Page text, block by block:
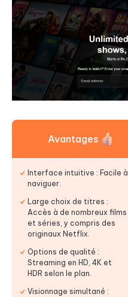
Avantages
Interface intuitive : Facile à
naviguer.
Large choix de titres :
Accès à de nombreux films
et séries, y compris des
originaux Netflix.
Options de qualité :
Streaming en HD, 4K et
HDR selon le plan.
Visionnage simultané :